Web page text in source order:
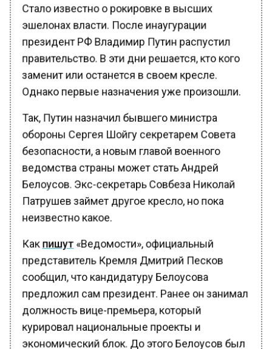
эшелонах власти. После инаугурации
президент РФ Владимир Путин распустил
правительство. В эти дни решается, кто кого
заменит или останется в своем кресле.
Однако первые назначения уже произошли.
Так, Путин назначил бывшего министра
обороны Сергея Шойгу секретарем Совета
безопасности, а новым главой военного
ведомства страны может стать Андрей
Белоусов. Экс-секретарь Совбеза Николай
Патрушев займет другое кресло, но пока
неизвестно какое.
Какпишут«Ведомости», официальный
представитель Кремля Дмитрий Песков
сообщил, что кандидатуру Белоусова
предложил сам президент. Ранее он занимал
должность вице-премьера, который
курировал национальные проекты и
экономический блок. До этого Белоусов был